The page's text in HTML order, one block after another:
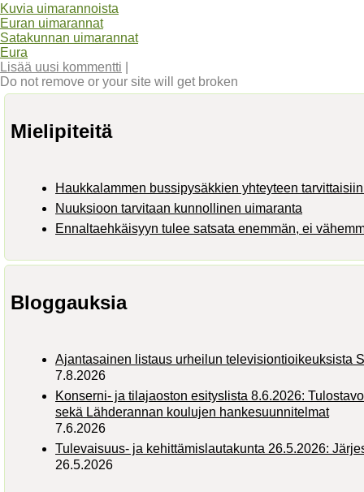
Kuvia uimarannoista
Euran uimarannat
Satakunnan uimarannat
Eura
Lisää uusi kommentti
Do not remove or your site will get broken
Mielipiteitä
Haukkalammen bussipysäkkien yhteyteen
Nuuksioon tarvitaan kunnollinen uimaranta
Ennaltaehkäisyyn tulee satsata enemmän, ei
Bloggauksia
Ajantasainen listaus urheilun televisiontioikeuksista
7.8.2026
Konserni- ja tilajaoston esityslista 8.6.2026:
sekä Lähderannan koulujen hankesuunnitelmat
7.6.2026
Tulevaisuus- ja kehittämislautakunta 26.5.2026:
26.5.2026